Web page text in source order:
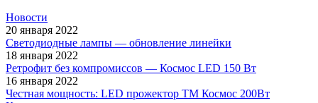
Новости
20 января 2022
Светодиодные лампы — обновление линейки
18 января 2022
Ретрофит без компромиссов — Космос LED 150 Вт
16 января 2022
Честная мощность: LED прожектор ТМ Космос 200Вт